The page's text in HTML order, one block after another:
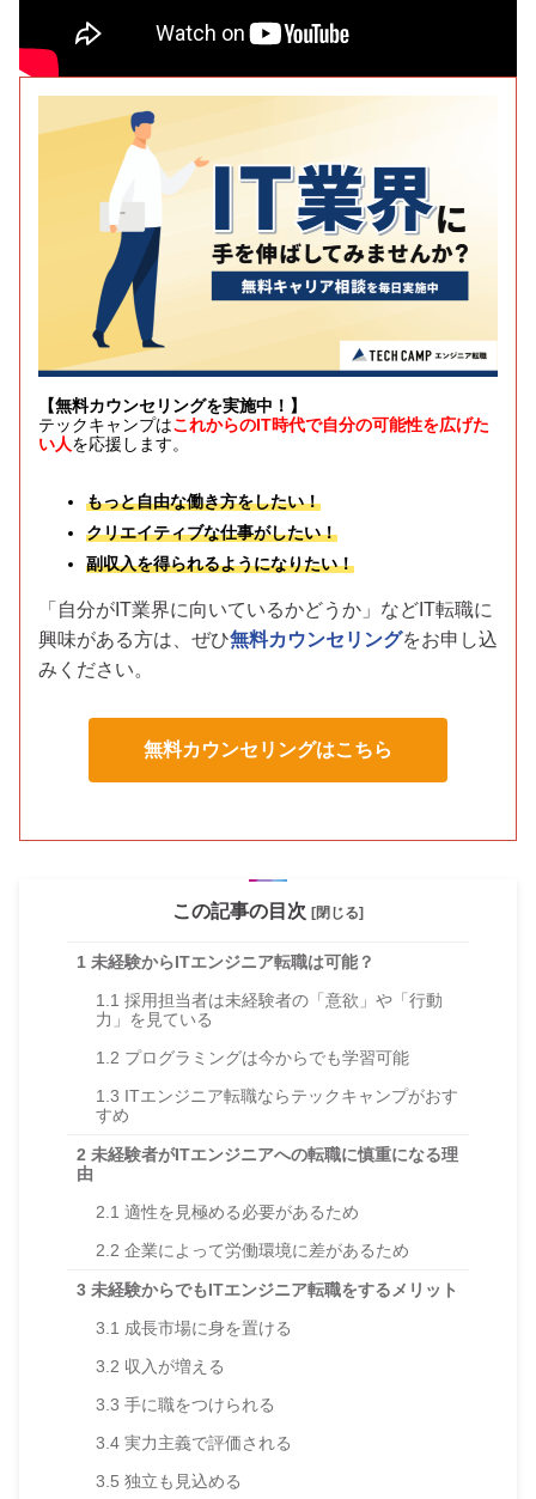
【無料カウンセリングを実施中！】
テックキャンプはこれからのIT時代で自分の可能性を広げた
い人を応援します。
もっと自由な働き方をしたい！
クリエイティブな仕事がしたい！
副収入を得られるようになりたい！
「自分がIT業界に向いているかどうか」などIT転職に
興味がある方は、 ぜひ無料カウンセリングをお申し込
みください。
無料カウンセリングはこちら
この記事の目次 [閉じる]
1 未経験からITエンジニア転職は可能？
1.1 採用担当者は未経験者の「意欲」や「行動
力」を見ている
1.2 プログラミングは今からでも学習可能
1.3 ITエンジニア転職ならテックキャンプがおす
すめ
2 未経験者がITエンジニアへの転職に慎重になる理
由
2.1 適性を見極める必要があるため
2.2 企業によって労働環境に差があるため
3 未経験からでもITエンジニア転職をするメリット
3.1 成長市場に身を置ける
3.2 収入が増える
3.3 手に職をつけられる
3.4 実力主義で評価される
3.5 独立も見込める